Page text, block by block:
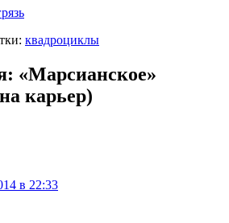
квадроциклы
«Марсианское»
карьер)
в 22:33